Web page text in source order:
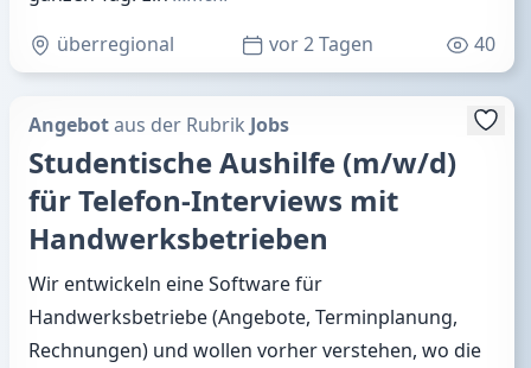
überregional
vor 2 Tagen 40
Angebotaus der Rubrik Jobs
Studentische Aushilfe (m/w/d)
für Telefon-Interviews mit
Handwerksbetrieben
Wir entwickeln eine Software für
Handwerksbetriebe (Angebote, Terminplanung,
Rechnungen) und wollen vorher verstehen, wo die